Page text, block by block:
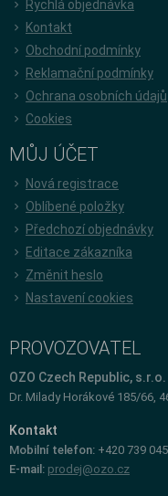
Rychlá objednávka
Kontakt
Obchodní podmínky
Reklamační podmínky
Ochrana osobních údajů
Cookies
MŮJ ÚČET
Nová registrace
Oblíbené položky
Předchozí objednávky
Editace zákazníka
Změnit heslo
Nastavení cookies
PROVOZOVATEL
OZO Czech Republic, s.r.o.
Dr. Milady Horákové 185/66,
Kontakt
Mobilní telefon: +420 739
E-mail: prodej@ozo.cz